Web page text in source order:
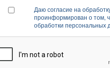
Даю согласие на
проинформирован о том,
обработки